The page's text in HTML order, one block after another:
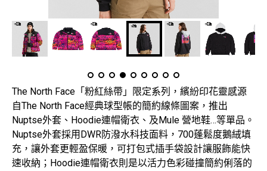
The North Face「粉紅絲帶」限定系列，繽紛印花靈感源
自The North Face經典球型帳的簡約線條圖案，推出
Nuptse外套、Hoodie連帽衛衣、及Mule 營地鞋…等單品。
Nuptse外套採用DWR防潑水科技面料，700蓬鬆度鵝絨填
充，讓外套更輕盈保暖，可打包式插手袋設計讓服飾能快
速收納；Hoodie連帽衛衣則是以活力色彩碰撞簡約俐落的